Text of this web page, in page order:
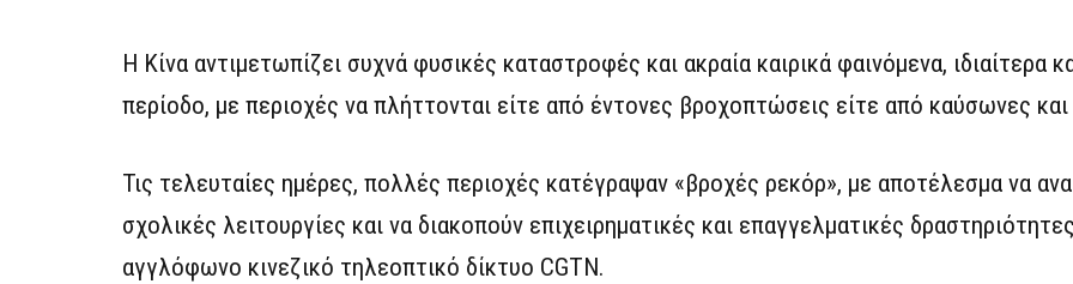
Η Κίνα αντιμετωπίζει συχνά φυσικές καταστροφές και ακραία καιρικά φαινόμενα, ιδιαίτερα
περίοδο, με περιοχές να πλήττονται είτε από έντονες βροχοπτώσεις είτε από καύσωνες και
Τις τελευταίες ημέρες, πολλές περιοχές κατέγραψαν «βροχές ρεκόρ», με αποτέλεσμα να
σχολικές λειτουργίες και να διακοπούν επιχειρηματικές και επαγγελματικές
αγγλόφωνο κινεζικό τηλεοπτικό δίκτυο CGTN.